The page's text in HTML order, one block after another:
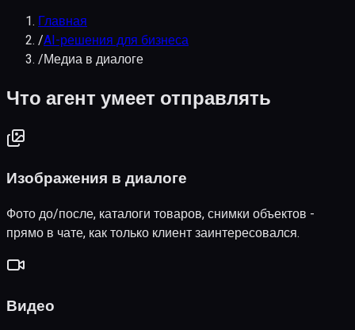
Главная
/AI-решения для бизнеса
/Медиа в диалоге
Что агент умеет отправлять
Изображения в диалоге
Фото до/после, каталоги товаров, снимки объектов -
прямо в чате, как только клиент заинтересовался.
Видео